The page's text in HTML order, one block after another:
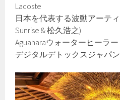
Lacoste
日本を代表する波動アーテ
Sunrise & 松久浩之)
Aguaharaウォーターヒーラ
デジタルデトックスジャパ